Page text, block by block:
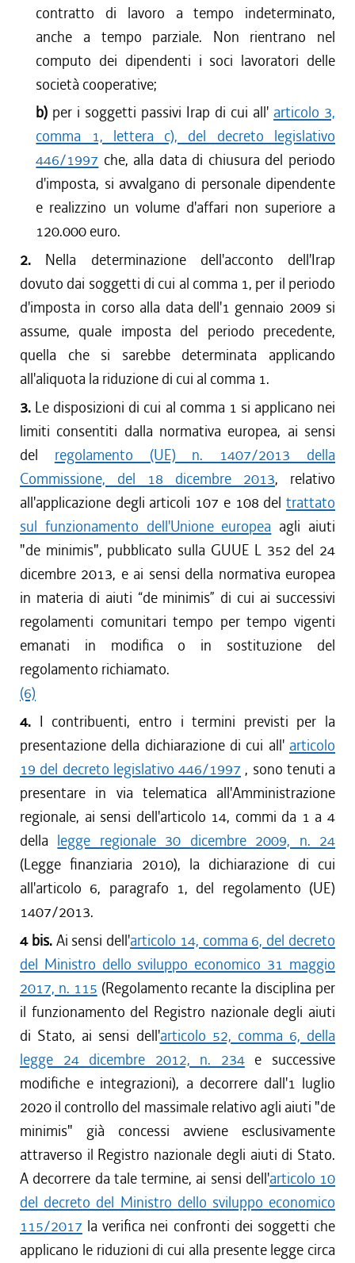
contratto di lavoro a tempo indeterminato,
anche a tempo parziale. Non rientrano nel
computo dei dipendenti i soci lavoratori delle
società cooperative;
b) per i soggetti passivi Irap di cui all' articolo 3,
comma 1, lettera c), del decreto legislativo
446/1997 che, alla data di chiusura del periodo
d'imposta, si avvalgano di personale dipendente
e realizzino un volume d'affari non superiore a
120.000 euro.
2. Nella determinazione dell'acconto dell'Irap
dovuto dai soggetti di cui al comma 1, per il periodo
d'imposta in corso alla data dell'1 gennaio 2009 si
assume, quale imposta del periodo precedente,
quella che si sarebbe determinata applicando
all'aliquota la riduzione di cui al comma 1.
3. Le disposizioni di cui al comma 1 si applicano nei
limiti consentiti dalla normativa europea, ai sensi
del regolamento (UE) n. 1407/2013 della
Commissione, del 18 dicembre 2013, relativo
all'applicazione degli articoli 107 e 108 del trattato
sul funzionamento dell'Unione europea agli aiuti
"de minimis", pubblicato sulla GUUE L 352 del 24
dicembre 2013, e ai sensi della normativa europea
in materia di aiuti “de minimis” di cui ai successivi
regolamenti comunitari tempo per tempo vigenti
emanati in modifica o in sostituzione del
regolamento richiamato.
(6)
4. I contribuenti, entro i termini previsti per la
presentazione della dichiarazione di cui all' articolo
19 del decreto legislativo 446/1997 , sono tenuti a
presentare in via telematica all'Amministrazione
regionale, ai sensi dell'articolo 14, commi da 1 a 4
della legge regionale 30 dicembre 2009, n. 24
(Legge finanziaria 2010), la dichiarazione di cui
all'articolo 6, paragrafo 1, del regolamento (UE)
1407/2013.
4 bis. Ai sensi dell'articolo 14, comma 6, del decreto
del Ministro dello sviluppo economico 31 maggio
2017, n. 115 (Regolamento recante la disciplina per
il funzionamento del Registro nazionale degli aiuti
di Stato, ai sensi dell'articolo 52, comma 6, della
legge 24 dicembre 2012, n. 234e successive
modifiche e integrazioni), a decorrere dall'1 luglio
2020 il controllo del massimale relativo agli aiuti "de
minimis" già concessi avviene esclusivamente
attraverso il Registro nazionale degli aiuti di Stato.
A decorrere da tale termine, ai sensi dell'articolo 10
del decreto del Ministro dello sviluppo economico
115/2017 la verifica nei confronti dei soggetti che
applicano le riduzioni di cui alla presente legge circa